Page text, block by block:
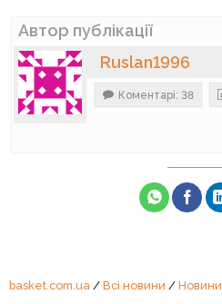
Автор публікації
Ruslan1996
Коментарі: 38
basket.com.ua/ Всі новини / Новини